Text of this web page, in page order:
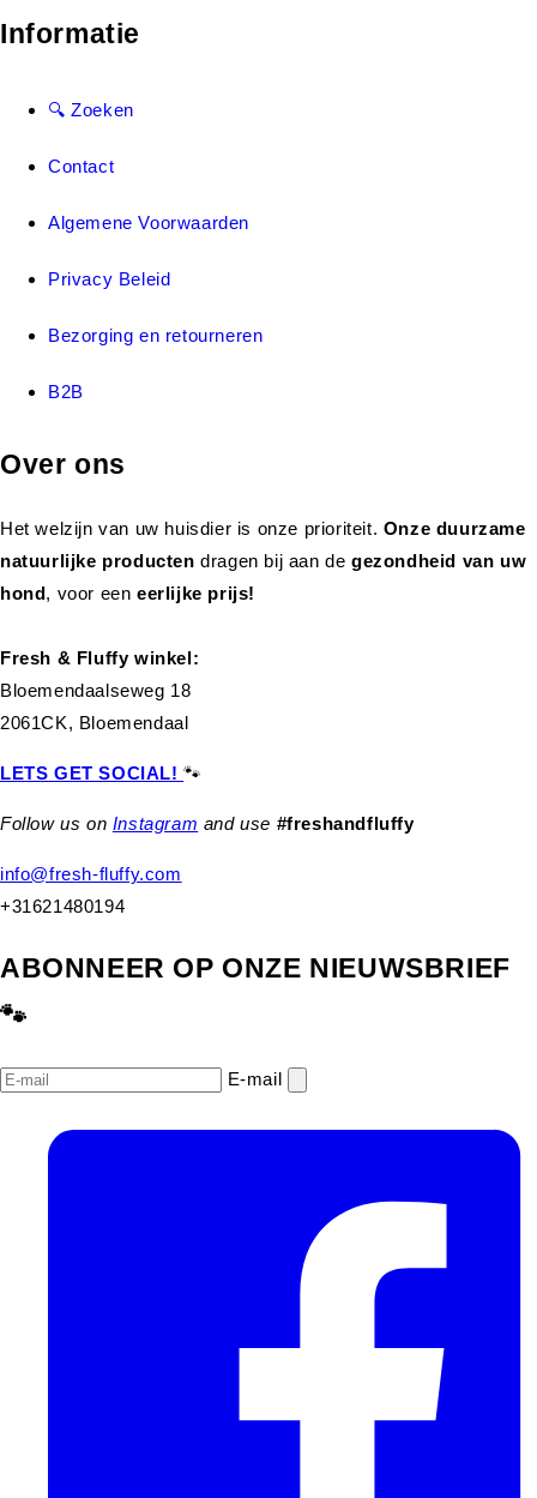
Informatie
🔍 Zoeken
Contact
Algemene Voorwaarden
Privacy Beleid
Bezorging en retourneren
B2B
Over ons
Het welzijn van uw huisdier is onze prioriteit. Onze duurzame
natuurlijke productendragen bij aan de gezondheid van uw
hond, voor eeneerlijke prijs!
Fresh & Fluffy winkel:
Bloemendaalseweg 18
2061CK, Bloemendaal
LETS GET SOCIAL!🐾
Follow us on Instagram and use #freshandfluffy
info@fresh-fluffy.com
+31621480194
ABONNEER OP ONZE NIEUWSBRIEF
🐾
E‑mail